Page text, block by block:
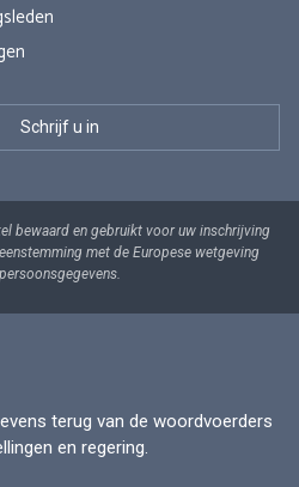
bewaard en gebruikt voor uw inschrijving
met de Europese wetgeving
terug van de woordvoerders
en regering.